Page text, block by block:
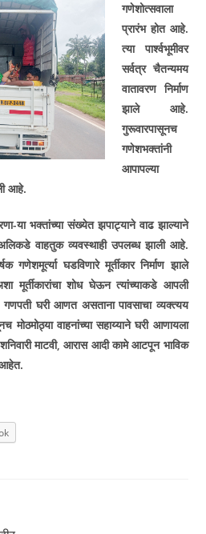
गणेशोत्सवाला
प्रारंभ होत आहे.
त्या पार्श्वभूमीवर
सर्वत्र चैतन्यमय
वातावरण निर्माण
झाले आहे.
गुरूवारपासूनच
गणेशभक्तांनी
आपापल्या
आहे.
या भक्तांच्या संख्येत झपाट्याने वाढ झाल्याने
अलिकडे वाहतुक व्यवस्थाही उपलब्ध झाली आहे.
घडविणारे मूर्तीकार निर्माण झाले
मूर्तीकारांचा शोध घेऊन त्यांच्याकडे आपली
गणपती घरी आणत असताना पावसाचा व्यक्त्यय
मोठमोठ्या वाहनांच्या सहाय्याने घरी आणायला
माटवी,आरास आदी कामे आटपून भाविक